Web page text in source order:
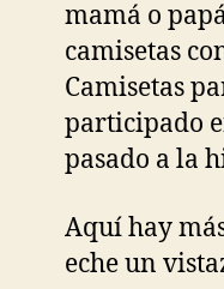
mamá o
camisetas
Camisetas
participado
pasado a la
Aquí hay
eche un